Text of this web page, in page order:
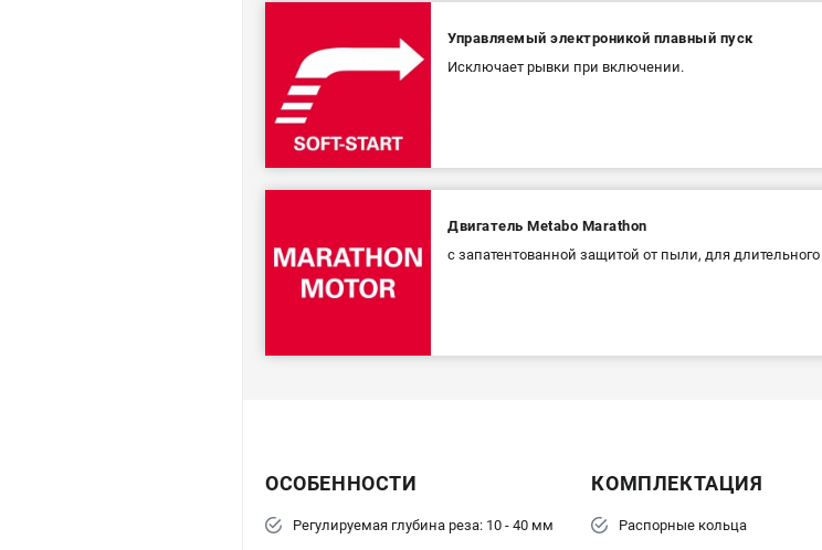
Управляемый электроникой плавный пуск
Исключает рывки при включении.
Двигатель Metabo Marathon
с запатентованной защитой от пыли, для
ОСОБЕННОСТИ
Регулируемая глубина реза: 10 - 40 мм
КОМПЛЕКТАЦИЯ
Распорные кольца